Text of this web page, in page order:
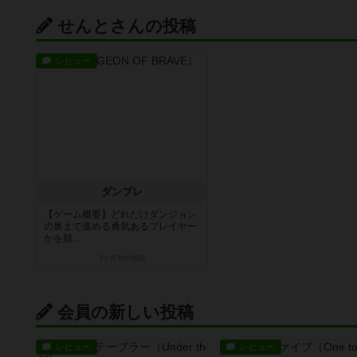
せんとさんの投稿
レビュー
ダンブレ
【ゲーム概要】どれだけダンジョン
の奥まで進める勇気あるプレイヤー
かを競...
会員の新しい投稿
レビュー レビュー